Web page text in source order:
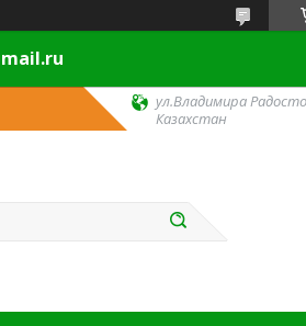
ул.Владимира
Казахстан